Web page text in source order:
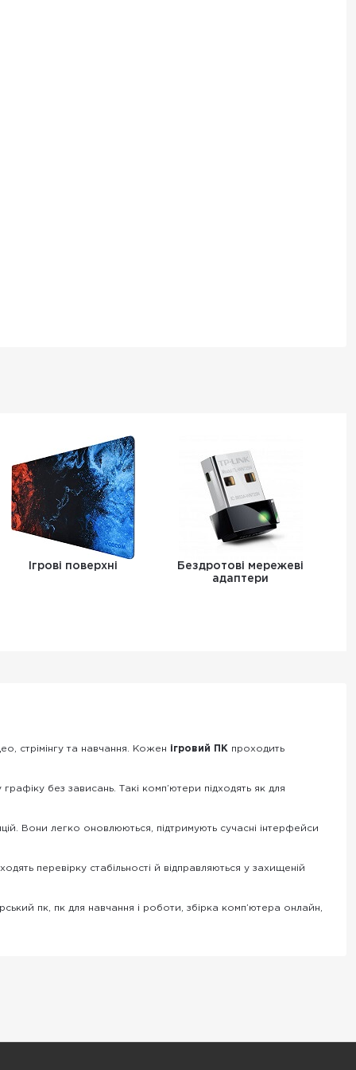
Ігрові поверхні
Бездротові мережеві
адаптери
стрімінгу та навчання. Кожен ігровий ПК проходить
без зависань. Такі комп’ютери підходять як для
Вони легко оновлюються, підтримують сучасні інтерфейси
перевірку стабільності й відправляються у захищеній
пк, пк для навчання і роботи, збірка комп’ютера онлайн,